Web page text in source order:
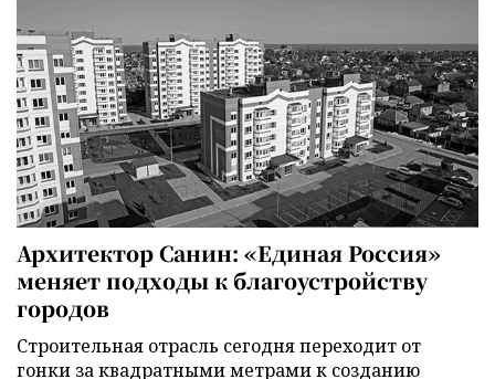
Архитектор Санин: «Единая Россия»
меняет подходы к благоустройству
городов
Строительная отрасль сегодня переходит от
гонки за квадратными метрами к созданию